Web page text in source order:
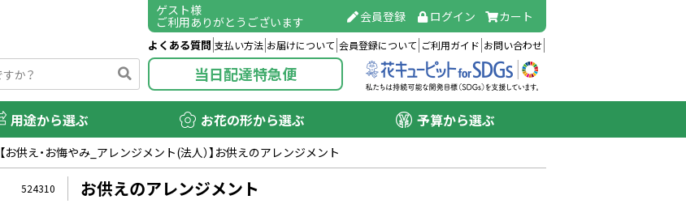
ゲスト様
ご利用ありがとうございます 会員登録 ログイン カート
よくある質問 支払い方法 お届けについて 会員登録について ご利用ガイド お問い合わせ
当日配達特急便
用途から選ぶ お花の形から選ぶ 予算から選ぶ
【お供え・お悔やみ_アレンジメント(法人）】お供えのアレンジメント
524310 お供えのアレンジメント